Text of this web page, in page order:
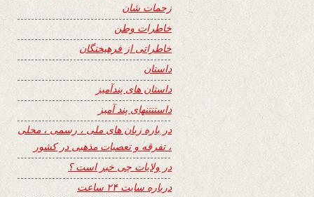
زحمات شان
خاطرات وطن
خاطراتی از فرهیختگان
داستان
داستان های پندآمیز
داستنتنهای پند آمیز
در باره زبان های ملی ، رسمی ، محلی
، تفرقه و تعصبات مذهبی در کشور
در ولایات چی خبر است ؟
درباره سایت ۲۴ ساعت